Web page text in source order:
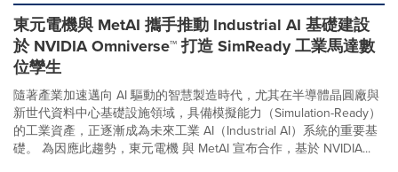
東元電機與 MetAI 攜手推動 Industrial AI 基礎建設
於 NVIDIA Omniverse™ 打造 SimReady 工業馬達數
位孿生
隨著產業加速邁向 AI 驅動的智慧製造時代，尤其在半導體晶圓廠與
新世代資料中心基礎設施領域，具備模擬能力（Simulation-Ready）
的工業資產，正逐漸成為未來工業 AI（Industrial AI）系統的重要基
礎。 為因應此趨勢，東元電機 與 MetAI 宣布合作，基於 NVIDIA...